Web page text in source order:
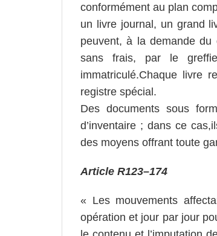
conformément au plan
un livre journal, un grand
peuvent, à la demande
sans frais, par le
immatriculé.Chaque livre
registre spécial.
Des documents sous
d’inventaire ; dans ce
des moyens offrant toute
Article R123–174
« Les mouvements
opération et jour par jour